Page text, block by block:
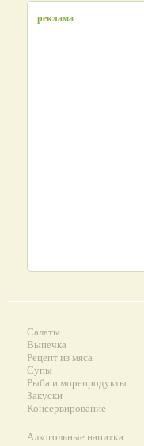
реклама
Салаты
Выпечка
Рецепт из мяса
Супы
Рыба и морепродукты
Закуски
Консервирование
Алкогольные напитки